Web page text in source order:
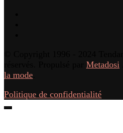
Metadosi
la mode
Politique de confidentialité